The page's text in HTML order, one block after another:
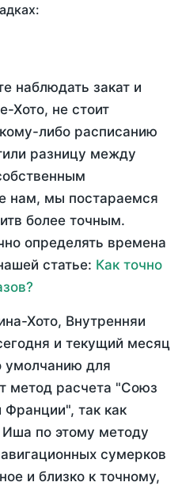
наблюдать закат и
Хото, не стоит
либо расписанию
разницу между
нам, мы постараемся
более точным.
определять времена
статье: Как точно
Хото, Внутренняи
и текущий месяц
умолчанию для
метод расчета "Союз
Франции", так как
по этому методу
сумерков
и близко к точному,